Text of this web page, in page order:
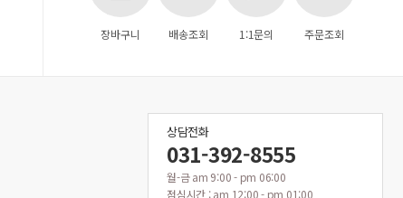
장바구니 배송조회 1:1문의 주문조회
상담전화
031-392-8555
월-금 am 9:00 - pm 06:00
점심시간 : am 12:00 - pm 01:00